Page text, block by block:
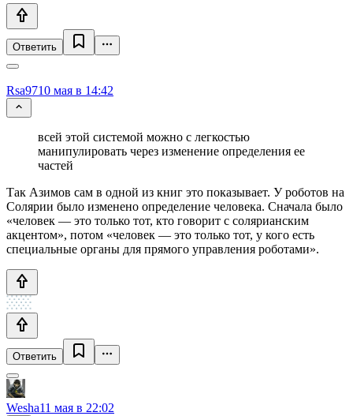
Ответить
Rsa9710 мая в 14:42
всей этой системой можно с легкостью
манипулировать через изменение определения ее
частей
Так Азимов сам в одной из книг это показывает. У роботов на
Солярии было изменено определение человека. Сначала было
«человек — это только тот, кто говорит с солярианским
акцентом», потом «человек — это только тот, у кого есть
специальные органы для прямого управления роботами».
Ответить
Wesha11 мая в 22:02